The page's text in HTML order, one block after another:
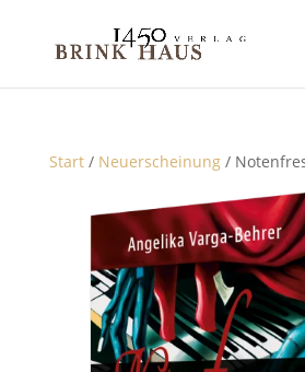
Start/ Neuerscheinung/